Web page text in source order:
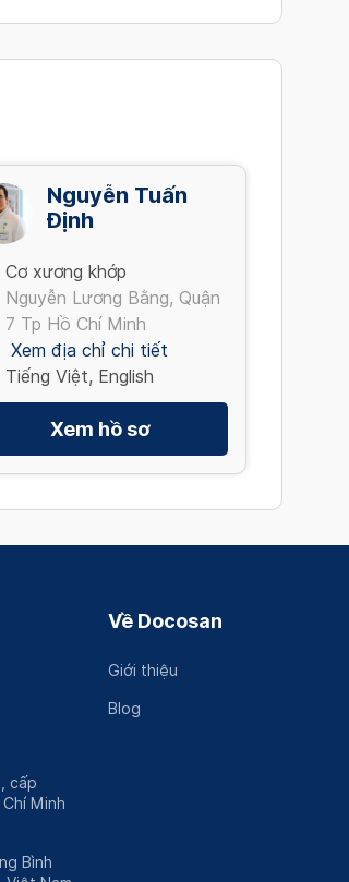
Nguyễn Tuấn
Định
Cơ xương khớp
Nguyễn Lương Bằng, Quận
7 Tp Hồ Chí Minh
Xem địa chỉ chi tiết
Tiếng Việt, English
Xem hồ sơ
cấp
Minh
Bình
Về Docosan
Giới thiệu
Blog